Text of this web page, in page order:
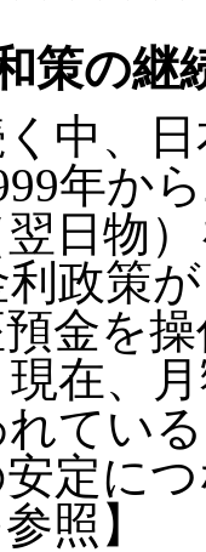
策の継
中、
年か
日物
政策
金を
在、
てい
定に
照】